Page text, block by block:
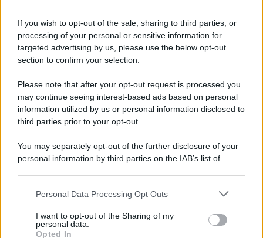
If you wish to opt-out of the sale, sharing to third parties, or
processing of your personal or sensitive information for
targeted advertising by us, please use the below opt-out
section to confirm your selection.
Please note that after your opt-out request is processed you
may continue seeing interest-based ads based on personal
information utilized by us or personal information disclosed to
third parties prior to your opt-out.
You may separately opt-out of the further disclosure of your
personal information by third parties on the IAB’s list of
This information may also be disclosed by us to third parties
disclose it to other third parties.
Personal Data Processing Opt Outs
I want to opt-out of the Sharing of my
personal data.
Opted In
© 2026 - Pianeta Design - P.IVA 04827280654 - Testata
Registrata Al Tribunale Di Nocera Inferiore N. 8/2020 - RG N.
ISCRIZIONE AL ROC N. 35792 – ISCRITTA ALL’ANSO
(ASSOCIAZIONE NAZIONALE STAMPA ONLINE)
PREFERENZE PRIVACY